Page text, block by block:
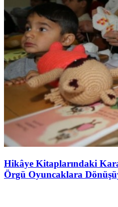
Hikâye Kitaplarındaki
Örgü Oyuncaklara